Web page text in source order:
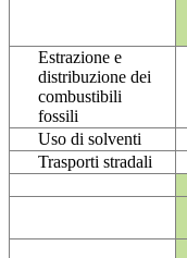
Estrazione e
distribuzione dei
combustibili
fossili
Uso di solventi
Trasporti stradali